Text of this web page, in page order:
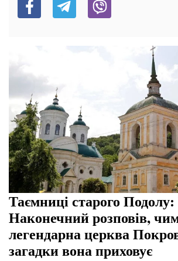
Таємниці старого
Наконечний розповів,
легендарна церква
загадки вона приховує